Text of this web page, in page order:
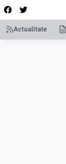
Actualitate